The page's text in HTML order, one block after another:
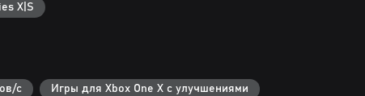
X|S
с Игры для Xbox One X с улучшениями